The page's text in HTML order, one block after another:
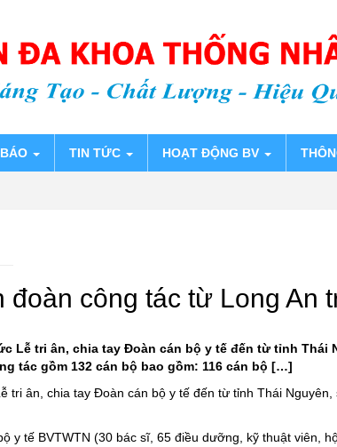
TIN TỨC HOẠT ĐỘNG BV
đoàn công tác từ Long An
Lễ tri ân, chia tay Đoàn cán bộ y tế đến từ tỉnh
tác gồm 132 cán bộ bao gồm: 116 cán bộ […]
tri ân, chia tay Đoàn cán bộ y tế đến từ tỉnh Thái
y tế BVTWTN (30 bác sĩ, 65 điều dưỡng, kỹ thuật viên,